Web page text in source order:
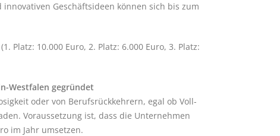
Geschäftsideen können sich bis zum
Platz: 10.000 Euro, 2. Platz: 6.000 Euro, 3. Platz:
Westfalen gegründet
oder von Berufsrückkehrern, egal ob Voll-
Voraussetzung ist, dass die Unternehmen
im Jahr umsetzen.